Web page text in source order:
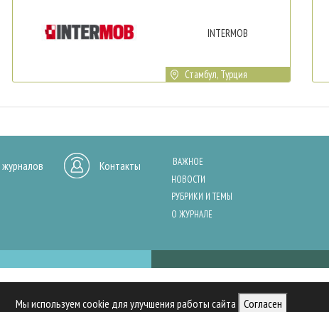
Мы используем cookie для улучшения работы сайта Согласен
INTERMOB
Стамбул, Турция
Контакты
ВАЖНОЕ
НОВОСТИ
РУБРИКИ И ТЕМЫ
О ЖУРНАЛЕ
сайта, анализа трафика и персонализации контента. Cookies